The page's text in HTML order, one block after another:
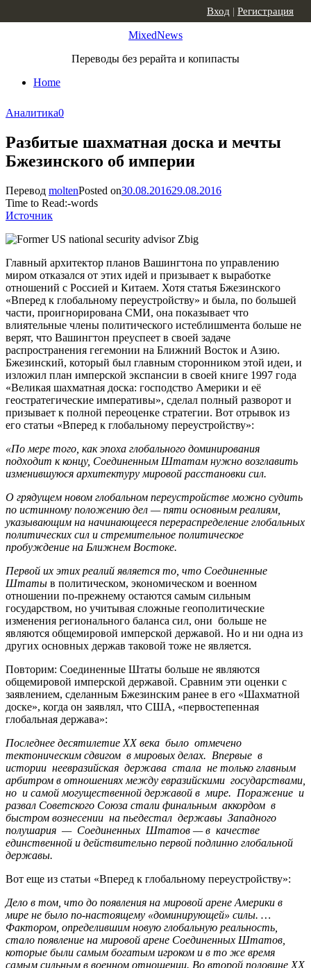
MixedNews
Переводы без рерайта и копипасты
Home
Вход | Регистрация
Аналитика0
Разбитые шахматная доска и мечты
Бжезинского об империи
Перевод moltenPosted on30.08.201629.08.2016
Time to Read:-words
Источник
Главный архитектор планов Вашингтона по управлению
миром отказался от этих идей и призывает к выработке
отношений с Россией и Китаем. Хотя статья Бжезинского
«Вперед к глобальному переустройству» и была, по большей
части, проигнорирована СМИ, она показывает что
влиятельные члены политического истеблишмента больше не
верят, что Вашингтон преуспеет в своей задаче
распространения гегемонии на Ближний Восток и Азию.
Бжезинский, который был главным сторонником этой идеи, и
изложил план имперской экспансии в своей книге 1997 года
«Великая шахматная доска: господство Америки и её
геостратегические императивы», сделал полный разворот и
призывает к полной переоценке стратегии. Вот отрывок из
его статьи «Вперед к глобальному переустройству»:
«По мере того, как эпоха глобального доминирования
подходит к концу, Соединенным Штатам нужно возглавить
изменившуюся архитектуру мировой расстановки сил.
О грядущем новом глобальном переустройстве можно судить
по истинному положению дел — пяти основным реалиям,
указывающим на начинающееся перераспределение глобальных
политических сил и стремительное политическое
пробуждение на Ближнем Востоке.
Первой их этих реалий является то, что Соединенные
Штаты в политическом, экономическом и военном
отношении по-прежнему остаются самым сильным
государством, но учитывая сложные геополитические
изменения регионального баланса сил, они больше не
являются общемировой имперской державой. Но и ни одна из
других основных держав таковой тоже не является.
Повторим: Соединенные Штаты больше не являются
общемировой имперской державой. Сравним эти оценки с
заявлением, сделанным Бжезинским ранее в его «Шахматной
доске», когда он заявлял, что США, «первостепенная
глобальная держава»:
Последнее десятилетие XX века было отмечено
тектоническим сдвигом в мировых делах. Впервые в
истории неевразийская держава стала не только главным
арбитром в отношениях между евразийскими государствами,
но и самой могущественной державой в мире. Поражение и
развал Советского Союза стали финальным аккордом в
быстром вознесении на пьедестал державы Западного
полушария — Соединенных Штатов — в качестве
единственной и действительно первой подлинно глобальной
державы.
Вот еще из статьи «Вперед к глобальному переустройству»:
Дело в том, что до появления на мировой арене Америки в
мире не было по-настоящему «доминирующей» силы. …
Фактором, определившим новую глобальную реальность,
стало появление на мировой арене Соединенных Штатов,
которые были самым богатым игроком и в то же время
самым сильным в военном отношении. Во второй половине XX